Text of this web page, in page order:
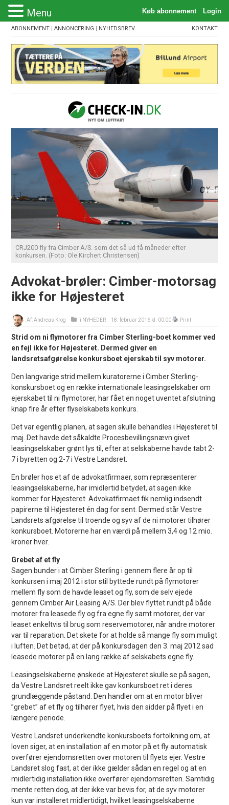
ABONNEMENT |ANNONCERING | NYHEDSBREV KONTAKT
CRJ200 fly fra Cimber A/S. som det så ud få måneder efter
konkursen. (Foto: Ole Kirchert Christensen)
Advokat-brøler: Cimber-motorsag
ikke for Højesteret
Af:Andreas Krog i NYHEDER 18. februar 2016 kl. 00:00 Print
Strid om ni flymotorer fra Cimber Sterling-boet kommer ved
en fejl ikke for Højesteret. Dermed giver en
landsretsafgørelse konkursboet ejerskab til syv motorer.
Den langvarige strid mellem kuratorerne i Cimber Sterling-
konskursboet og en række internationale leasingselskaber om
ejerskabet til ni flymotorer, har fået en noget uventet afslutning
knap fire år efter flyselskabets konkurs.
Det var egentlig planen, at sagen skulle behandles i Højesteret til
maj. Det havde det såkaldte Procesbevillingsnævn givet
leasingselskaber grønt lys til, efter at selskaberne havde tabt 2-
7 i byretten og 2-7 i Vestre Landsret.
En brøler hos et af de advokatfirmaer, som repræsenterer
leasingselskaberne, har imidlertid betydet, at sagen ikke
kommer for Højesteret. Advokatfirmaet fik nemlig indsendt
papirerne til Højesteret én dag for sent. Dermed står Vestre
Landsrets afgørelse til troende og syv af de ni motorer tilhører
konkursboet. Motorerne har en værdi på mellem 3,4 og 12 mio.
kroner hver.
Grebet af et fly
Sagen bunder i at Cimber Sterling i gennem flere år op til
konkursen i maj 2012 i stor stil byttede rundt på flymotorer
mellem fly som de havde leaset og fly, som de selv ejede
gennem Cimber Air Leasing A/S. Der blev flyttet rundt på både
motorer fra leasede fly og fra egne fly samt motorer, der var
leaset enkeltvis til brug som reservemotorer, når andre motorer
var til reparation. Det skete for at holde så mange fly som muligt
i luften. Det betød, at der på konkursdagen den 3. maj 2012 sad
leasede motorer på en lang række af selskabets egne fly.
Leasingselskaberne ønskede at Højesteret skulle se på sagen,
da Vestre Landsret reelt ikke gav konkursboet ret i deres
grundlæggende påstand. Den handler om at en motor bliver
”grebet” af et fly og tilhører flyet, hvis den sidder på flyet i en
længere periode.
Vestre Landsret underkendte konkursboets fortolkning om, at
loven siger, at en installation af en motor på et fly automatisk
overfører ejendomsretten over motoren til flyets ejer. Vestre
Landsret slog fast, at der ikke gælder sådan en regel og at en
midlertidig installation ikke overfører ejendomsretten. Samtidig
mente retten dog, at der ikke var bevis for, at de syv motorer
kun var installeret midlertidigt, hvilket leasingselskaberne
Menu